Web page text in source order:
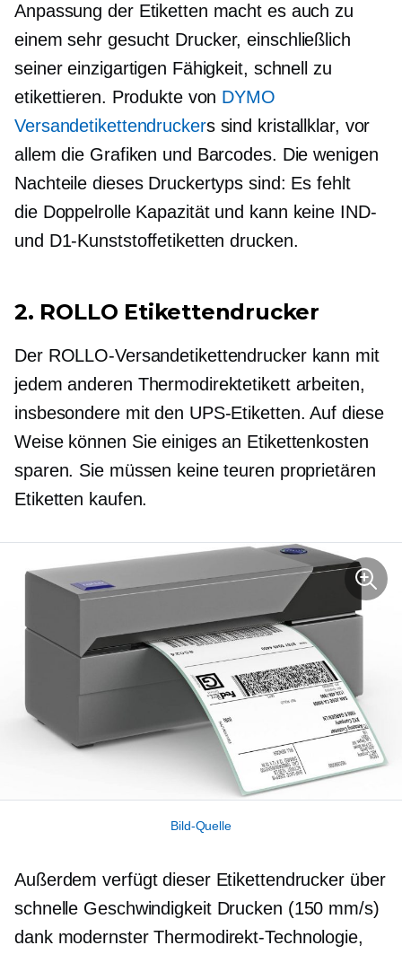
Anpassung der Etiketten macht es auch zu
einem sehr gesucht Drucker, einschließlich
seiner einzigartigen Fähigkeit, schnell zu
etikettieren. Produkte von DYMO
Versandetikettendruckers sind kristallklar, vor
allem die Grafiken und Barcodes. Die wenigen
Nachteile dieses Druckertyps sind: Es fehlt
die DoppelrolleKapazität und kann keine IND-
und D1-Kunststoffetiketten drucken.
2. ROLLO Etikettendrucker
Der ROLLO-Versandetikettendrucker kann mit
jedem anderen Thermodirektetikett arbeiten,
insbesondere mit den UPS-Etiketten. Auf diese
Weise können Sie einiges an Etikettenkosten
sparen. Sie müssen keine teuren proprietären
Etiketten kaufen.
Bild-Quelle
Außerdem verfügt dieser Etikettendrucker über
schnelle GeschwindigkeitDrucken (150 mm/s)
dank modernster Thermodirekt-Technologie,